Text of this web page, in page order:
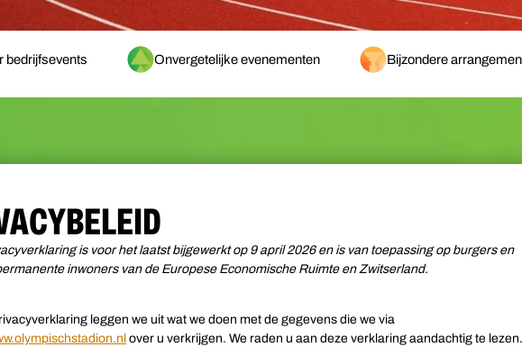
bedrijfsevents Onvergetelijke evenementen Bijzondere
is voor het laatst bijgewerkt op 9 april 2026 en is van toepassing op burgers en
inwoners van de Europese Economische Ruimte en Zwitserland.
leggen we uit wat we doen met de gegevens die we via
over u verkrijgen. We raden u aan deze verklaring aandachtig te